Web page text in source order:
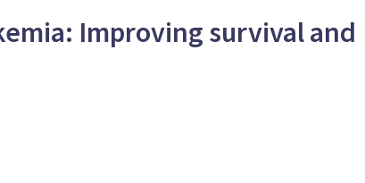
Improving survival and